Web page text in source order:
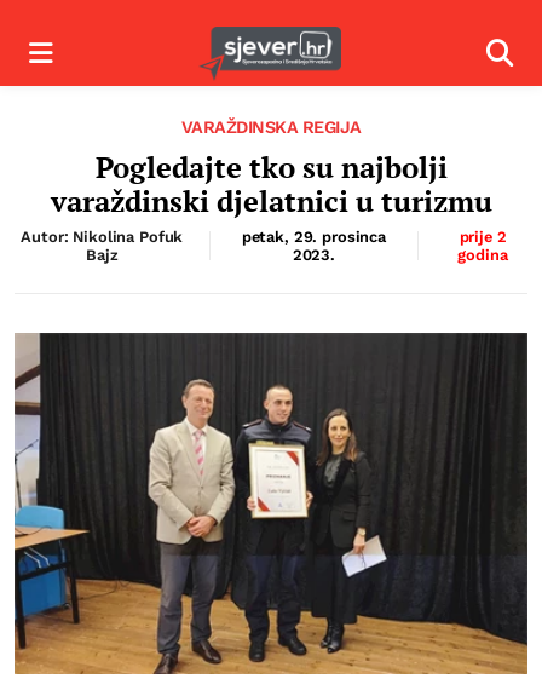
Izbornik
VARAŽDINSKA REGIJA
Pogledajte tko su najbolji
varaždinski djelatnici u turizmu
Autor: Nikolina Pofuk
Bajz
petak, 29. prosinca
2023.
prije 2
godina